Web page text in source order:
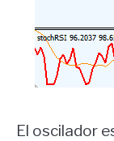
El oscilador